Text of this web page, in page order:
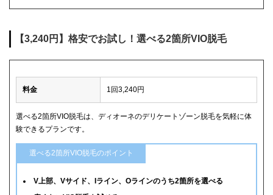
【3,240円】格安でお試し！選べる2箇所VIO脱毛
料金 1回3,240円
選べる2箇所VIO脱毛は、ディオーネのデリケートゾーン脱毛を気軽に体
験できるプランです。
選べる2箇所VIO脱毛のポイント
V上部、Vサイド、Iライン、Oラインのうち2箇所を選べる